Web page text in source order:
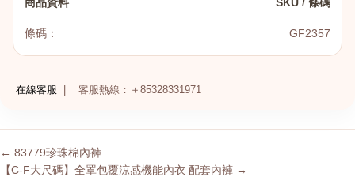
條碼： GF2357
在線客服 客服熱線：＋85328331971
← 83779珍珠棉內褲
【C-F大尺碼】全罩包覆涼感機能內衣 配套內褲 →